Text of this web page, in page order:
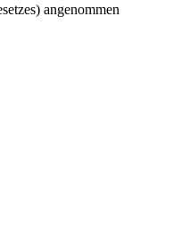
angenommen